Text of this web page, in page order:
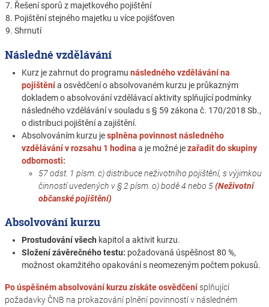
7. Řešení sporů z majetkového pojištění
8. Pojištění stejného majetku u více pojišťoven
9. Shrnutí
Následné vzdělávání
Kurz je zahrnut do programu následného vzdělávání na
pojištěnía osvědčení o absolvovaném kurzu je průkazným
dokladem o absolvování vzdělávací aktivity splňující podmínky
následného vzdělávání v souladu s § 59 zákona č. 170/2018 Sb.,
o distribuci pojištění a zajištění.
Absolvováním kurzu jesplněna povinnost následného
vzdělávání v rozsahu 1 hodina a je možné jezařadit do skupiny
odbornosti:
57 odst. 1 písm. c) distribuce neživotního pojištění, s výjimkou
činností uvedených v § 2 písm. o) bodě 4 nebo 5(Neživotní
občanské pojištění)
Absolvování kurzu
Prostudování všech kapitol a aktivit kurzu.
Složení závěrečného testu: požadovaná úspěšnost 80 %,
možnost okamžitého opakování s neomezeným počtem pokusů.
Po úspěšném absolvování kurzu získáte osvědčenísplňující
požadavky ČNB na prokazování plnění povinností v následném